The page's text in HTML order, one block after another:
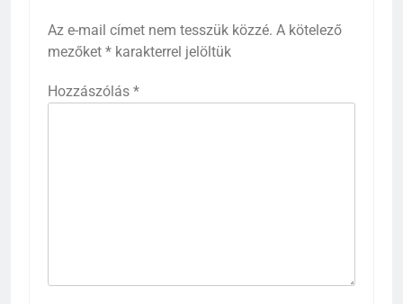
Az e-mail címet nem tesszük közzé. A kötelező
mezőket * karakterrel jelöltük
Hozzászólás *